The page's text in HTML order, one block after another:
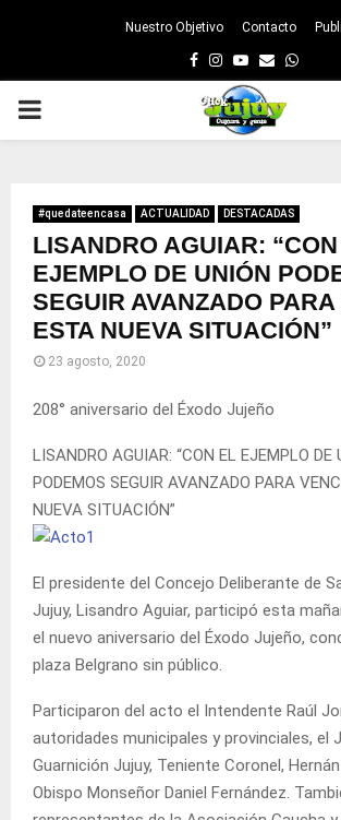
Nuestro Objetivo Contacto
Facebook
Instagram
Youtube
Email
PRIMARY
#quedateencasa ACTUALIDAD DESTACADAS
LISANDRO AGUIAR:
EJEMPLO DE UNIÓN
SEGUIR AVANZADO
ESTA NUEVA SITUACIÓN”
23 agosto, 2020
208° aniversario del Éxodo Jujeño
LISANDRO AGUIAR: “CON EL EJEMPLO DE
PODEMOS SEGUIR AVANZADO PARA
NUEVA SITUACIÓN”
El presidente del Concejo Deliberante de
Jujuy, Lisandro Aguiar, participó esta
el nuevo aniversario del Éxodo Jujeño,
plaza Belgrano sin público.
Participaron del acto el Intendente Raúl
autoridades municipales y provinciales, el
Guarnición Jujuy, Teniente Coronel,
Obispo Monseñor Daniel Fernández.